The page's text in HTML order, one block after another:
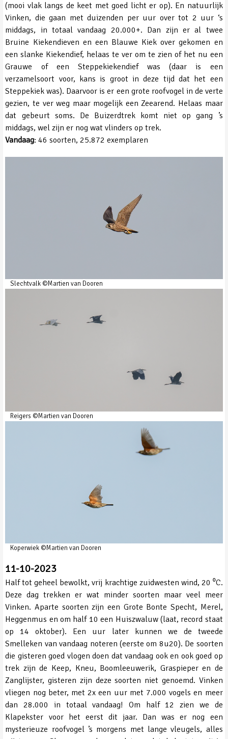
(mooi vlak langs de keet met goed licht er op). En natuurlijk
Vinken, die gaan met duizenden per uur over tot 2 uur ‘s
middags, in totaal vandaag 20.000+. Dan zijn er al twee
Bruine Kiekendieven en een Blauwe Kiek over gekomen en
een slanke Kiekendief, helaas te ver om te zien of het nu een
Grauwe of een Steppekiekendief was (daar is een
verzamelsoort voor, kans is groot in deze tijd dat het een
Steppekiek was). Daarvoor is er een grote roofvogel in de verte
gezien, te ver weg maar mogelijk een Zeearend. Helaas maar
dat gebeurt soms. De Buizerdtrek komt niet op gang ’s
middags, wel zijn er nog wat vlinders op trek.
Vandaag: 46 soorten, 25.872 exemplaren
Slechtvalk ©Martien van Dooren
Reigers ©Martien van Dooren
Koperwiek ©Martien van Dooren
11-10-2023
Half tot geheel bewolkt, vrij krachtige zuidwesten wind, 20 ⁰C.
Deze dag trekken er wat minder soorten maar veel meer
Vinken. Aparte soorten zijn een Grote Bonte Specht, Merel,
Heggenmus en om half 10 een Huiszwaluw (laat, record staat
op 14 oktober). Een uur later kunnen we de tweede
Smelleken van vandaag noteren (eerste om 8u20). De soorten
die gisteren goed vlogen doen dat vandaag ook en ook goed op
trek zijn de Keep, Kneu, Boomleeuwerik, Graspieper en de
Zanglijster, gisteren zijn deze soorten niet genoemd. Vinken
vliegen nog beter, met 2x een uur met 7.000 vogels en meer
dan 28.000 in totaal vandaag! Om half 12 zien we de
Klapekster voor het eerst dit jaar. Dan was er nog een
mysterieuze roofvogel ’s morgens met lange vleugels, alles